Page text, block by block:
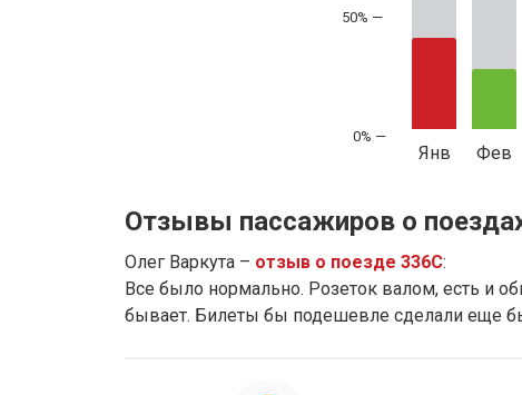
50% —
Янв Фев
Отзывы пассажиров о
Олег Варкута – отзыв о поезде 336С:
Все было нормально. Розеток валом, есть и
бывает. Билеты бы подешевле сделали еще